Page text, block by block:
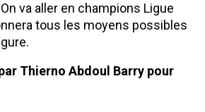
va aller en champions Ligue
tous les moyens possibles
Thierno Abdoul Barry pour